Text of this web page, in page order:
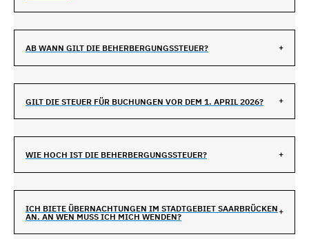
AB WANN GILT DIE BEHERBERGUNGSSTEUER?
GILT DIE STEUER FÜR BUCHUNGEN VOR DEM 1. APRIL 2026?
WIE HOCH IST DIE BEHERBERGUNGSSTEUER?
ICH BIETE ÜBERNACHTUNGEN IM STADTGEBIET SAARBRÜCKEN
AN. AN WEN MUSS ICH MICH WENDEN?